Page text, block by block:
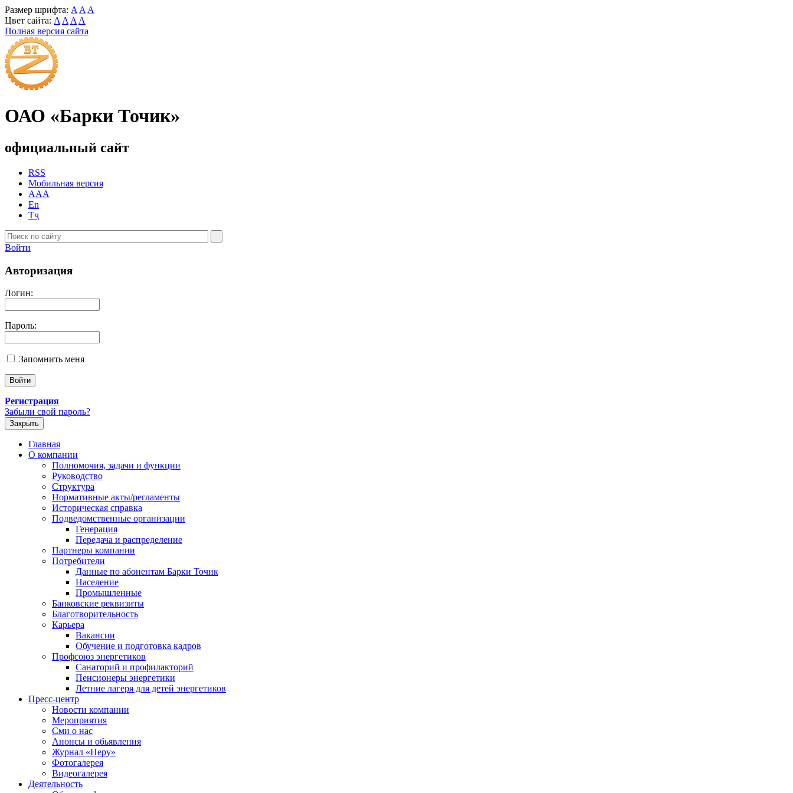
Размер шрифта: A A A
Цвет сайта: A A A A
Полная версия сайта
ОАО «Барки Точик»
официальный сайт
RSS
Мобильная версия
AAA
En
Тҷ
Войти
Авторизация
Логин:
Пароль:
Запомнить меня
Регистрация
Забыли свой пароль?
Закрыть
Главная
О компании
Полномочия, задачи и функции
Руководство
Структура
Нормативные акты/регламенты
Историческая справка
Подведомственные организации
Генерация
Передача и распределение
Партнеры компании
Потребители
Данные по абонентам Барки Точик
Население
Промышленные
Банковские реквизиты
Благотворительность
Карьера
Вакансии
Обучение и подготовка кадров
Профсоюз энергетиков
Санаторий и профилакторий
Пенсионеры энергетики
Летние лагеря для детей энергетиков
Пресс-центр
Новости компании
Мероприятия
Сми о нас
Анонсы и обьявления
Журнал «Неру»
Фотогалерея
Видеогалерея
Деятельность